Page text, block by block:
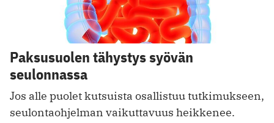
Paksusuolen tähystys syövän
seulonnassa
Jos alle puolet kutsuista osallistuu tutkimukseen,
seulontaohjelman vaikuttavuus heikkenee.